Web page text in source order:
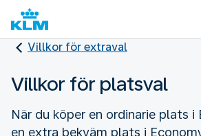
Villkor för extraval
Villkor för platsval
När du köper en ordinarie plats i
en extra bekväm plats i